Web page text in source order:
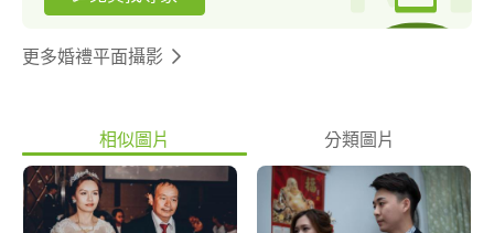
更多婚禮平面攝影
相似圖片 分類圖片